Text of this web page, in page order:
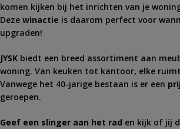
komen kijken bij het inrichten van je
Deze winactie is daarom perfect voor
upgraden!
JYSK biedt een breed assortiment aan
woning. Van keuken tot kantoor, elke
Vanwege het 40-jarige bestaan is er een
geroepen.
Geef een slinger aan het rad en kijk of jij